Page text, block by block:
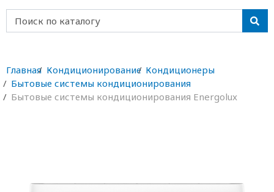
Главная Кондиционирование Кондиционеры
Бытовые системы кондиционирования
Бытовые системы кондиционирования Energolux